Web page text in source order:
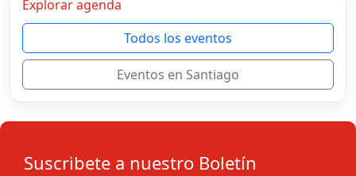
Explorar agenda
Todos los eventos
Eventos en Santiago
Suscribete a nuestro Boletín